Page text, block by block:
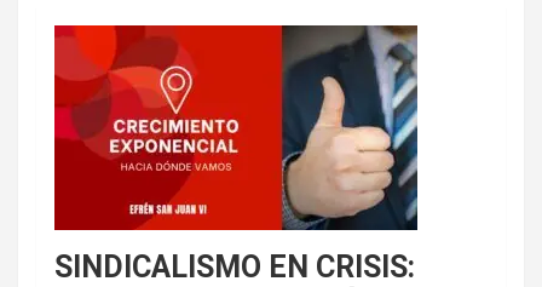
SINDICALISMO EN CRISIS: